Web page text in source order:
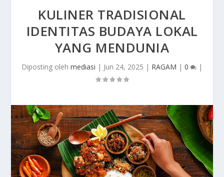
KULINER TRADISIONAL
IDENTITAS BUDAYA LOKAL
YANG MENDUNIA
Diposting oleh mediasi | Jun 24, 2025 | RAGAM | 0 |